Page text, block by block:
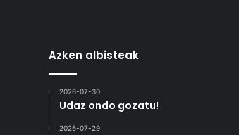
Azken albisteak
2026-07-30
Udaz ondo gozatu!
2026-07-29